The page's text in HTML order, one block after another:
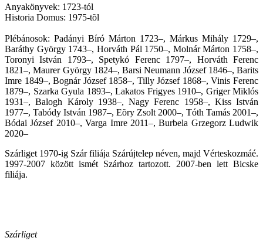
Anyakönyvek: 1723-tól
Historia Domus: 1975-tõl
Plébánosok: Padányi Bíró Márton 1723–, Márkus Mihály 1729–,
Baráthy György 1743–, Horváth Pál 1750–, Molnár Márton 1758–,
Toronyi István 1793–, Spetykó Ferenc 1797–, Horváth Ferenc
1821–, Maurer György 1824–, Barsi Neumann József 1846–, Barits
Imre 1849–, Bognár József 1858–, Tilly József 1868–, Vinis Ferenc
1879–, Szarka Gyula 1893–, Lakatos Frigyes 1910–, Griger Miklós
1931–, Balogh Károly 1938–, Nagy Ferenc 1958–, Kiss István
1977–, Tabódy István 1987–, Eõry Zsolt 2000–, Tóth Tamás 2001–,
Bódai József 2010–, Varga Imre 2011–, Burbela Grzegorz Ludwik
2020–
Szárliget 1970-ig Szár filiája Szárújtelep néven, majd Vérteskozmáé.
1997-2007 között ismét Szárhoz tartozott. 2007-ben lett Bicske
filiája.
Szárliget